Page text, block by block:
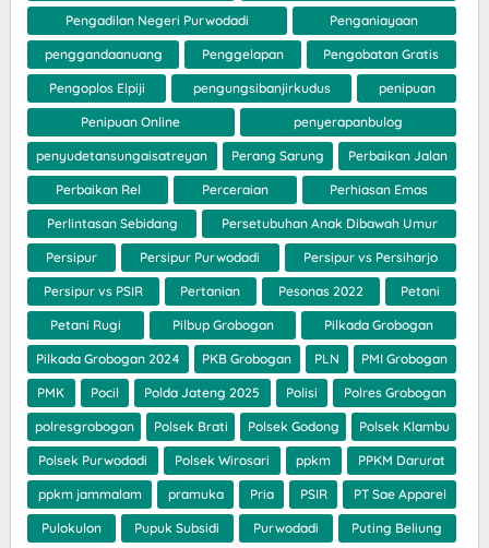
Pengadilan Negeri Purwodadi Penganiayaan
penggandaanuang Penggelapan Pengobatan Gratis
Pengoplos Elpiji pengungsibanjirkudus penipuan
Penipuan Online penyerapanbulog
penyudetansungaisatreyan Perang Sarung Perbaikan Jalan
Perbaikan Rel Perceraian Perhiasan Emas
Perlintasan Sebidang Persetubuhan Anak Dibawah Umur
Persipur Persipur Purwodadi Persipur vs Persiharjo
Persipur vs PSIR Pertanian Pesonas 2022 Petani
Petani Rugi Pilbup Grobogan Pilkada Grobogan
Pilkada Grobogan 2024 PKB Grobogan PLN PMI Grobogan
PMK Pocil Polda Jateng 2025 Polisi Polres Grobogan
polresgrobogan Polsek Brati Polsek Godong Polsek Klambu
Polsek Purwodadi Polsek Wirosari ppkm PPKM Darurat
ppkm jammalam pramuka Pria PSIR PT Sae Apparel
Pulokulon Pupuk Subsidi Purwodadi Puting Beliung